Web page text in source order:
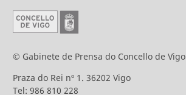
© Gabinete de Prensa do Concello de Vigo
Praza do Rei nº 1. 36202 Vigo
Tel: 986 810 228